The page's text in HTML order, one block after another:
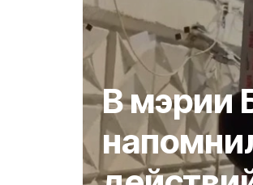
В мэрии